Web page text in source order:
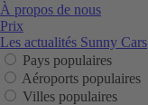
À propos de nous
Prix
Les actualités Sunny Cars
Pays populaires
Aéroports populaires
Villes populaires